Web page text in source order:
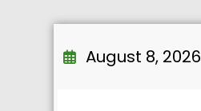
to
August 8, 2026